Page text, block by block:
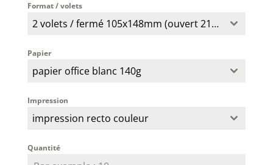
Format / volets
2 volets / fermé 105x148mm (ouvert 210x148mm)
Papier
papier office blanc 140g
Impression
impression recto couleur
Quantité